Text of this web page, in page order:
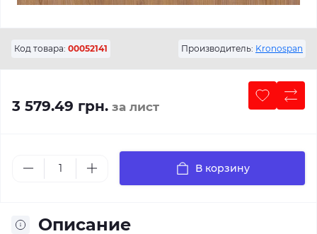
Код товара: 00052141 Производитель: Kronospan
3 579.49 грн. за лист
В корзину
Описание